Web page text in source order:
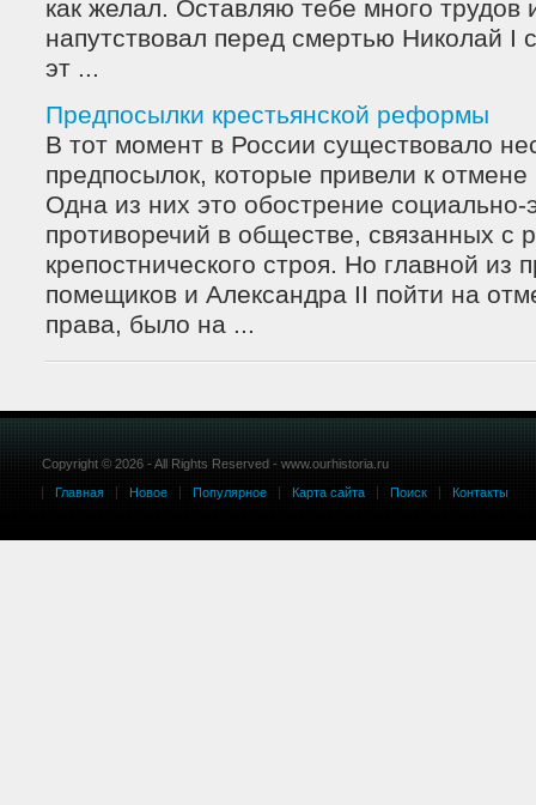
как желал. Оставляю тебе много трудов
напутствовал перед смертью Николай I
эт ...
Предпосылки крестьянской реформы
В тот момент в России существовало
предпосылок, которые привели к отмене
Одна из них это обострение социально-
противоречий в обществе, связанных с
крепостнического строя. Но главной из
помещиков и Александра II пойти на
права, было на ...
Copyright © 2026 - All Rights Reserved - www.ourhistoria.ru
Главная
Новое Популярное Карта сайта Поиск Контакты